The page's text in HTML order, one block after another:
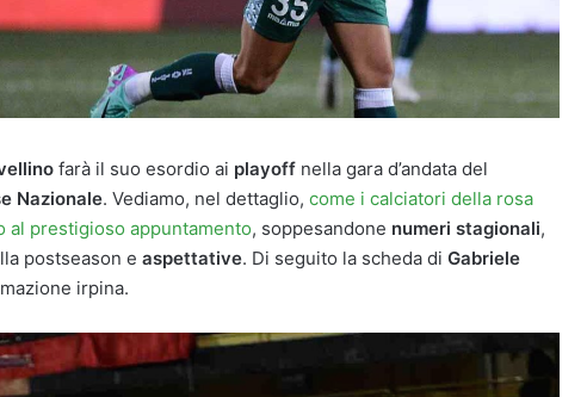
farà il suo esordio ai playoff nella gara d’andata del
Nazionale. Vediamo, nel dettaglio, come i calciatori della rosa
al prestigioso appuntamento, soppesandone numeri stagionali,
postseason e aspettative. Di seguito la scheda di Gabriele
irpina.